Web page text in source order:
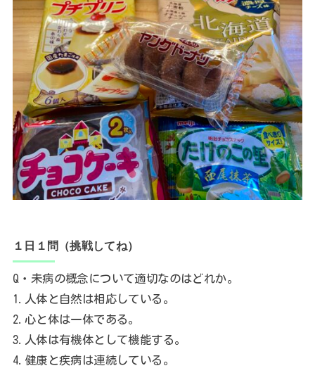
１日１問（挑戦してね）
Q・未病の概念について適切なのはどれか。
1.人体と自然は相応している。
2.心と体は一体である。
3.人体は有機体として機能する。
4.健康と疾病は連続している。